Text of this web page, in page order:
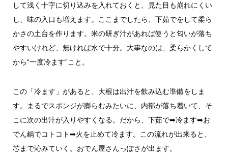
して浅く十字に切り込みを入れておくと、見た目も崩れにくい
し、味の入口も増えます。ここまでしたら、下茹でをして柔ら
かさの土台を作ります。米の研ぎ汁があれば使うと匂いが落ち
やすいけれど、無ければ水で十分。大事なのは、柔らかくして
から“一度冷ます”こと。
この「冷ます」があると、大根は出汁を飲み込む準備をしま
す。まるでスポンジが膨らむみたいに、内部が落ち着いて、そ
こに次の出汁が入りやすくなる。だから、下茹で➡冷ます➡お
でん鍋でコトコト➡火を止めて冷ます。この流れが出来ると、
芯まで沁みていく。おでん屋さんっぽさが出ます。